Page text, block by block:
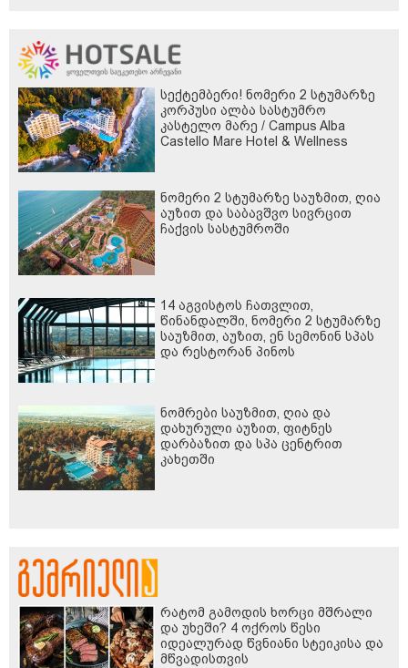
სექტემბერი! ნომერი 2 სტუმარზე
კორპუსი ალბა სასტუმრო
კასტელო მარე / Campus Alba
Castello Mare Hotel & Wellness
ნომერი 2 სტუმარზე საუზმით, ღია
აუზით და საბავშვო სივრცით
ჩაქვის სასტუმროში
14 აგვისტოს ჩათვლით,
წინანდალში, ნომერი 2 სტუმარზე
საუზმით, აუზით, ენ სემონინ სპას
და რესტორან პინოს
ნომრები საუზმით, ღია და
დახურული აუზით, ფიტნეს
დარბაზით და სპა ცენტრით
კახეთში
რატომ გამოდის ხორცი მშრალი
და უხეში? 4 ოქროს წესი
იდეალურად წვნიანი სტეიკისა და
მწვადისთვის